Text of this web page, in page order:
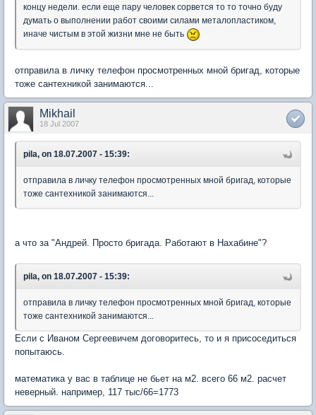
концу недели. если еще пару человек сорвется то то точно буду
думать о выполнении работ своими силами металопластиком,
иначе чистым в этой жизни мне не быть
отправила в личку телефон просмотренных мной бригад, которые
тоже сантехникой занимаются...
Mikhail
18 Jul 2007
pila, on 18.07.2007 - 15:39:
отправила в личку телефон просмотренных мной бригад, которые
тоже сантехникой занимаются...
а что за "Андрей. Просто бригада. Работают в Нахабине"?
pila, on 18.07.2007 - 15:39:
отправила в личку телефон просмотренных мной бригад, которые
тоже сантехникой занимаются...
Если с Иваном Сергеевичем договоритесь, то и я присоседиться
попытаюсь.
математика у вас в таблице не бьет на м2. всего 66 м2. расчет
неверный. например, 117 тыс/66=1773